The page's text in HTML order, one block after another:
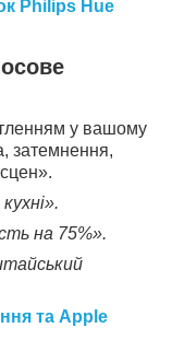
Philips Hue
у вашому
затемнення,
на 75%».
та Apple